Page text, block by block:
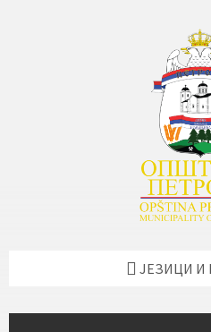
ЈЕЗИЦИ И